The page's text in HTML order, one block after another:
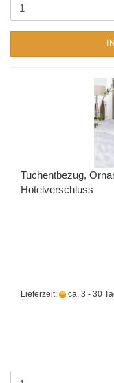
Tuchentbezug,
Hotelverschluss
Lieferzeit: ca. 3 - 30